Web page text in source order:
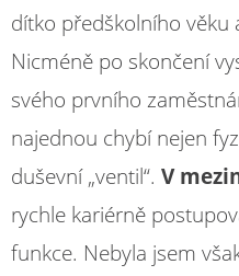
dítko předškolního věku
Nicméně po skončení
svého prvního
najednou chybí nejen
duševní „ventil“. V
rychle kariérně
funkce. Nebyla jsem